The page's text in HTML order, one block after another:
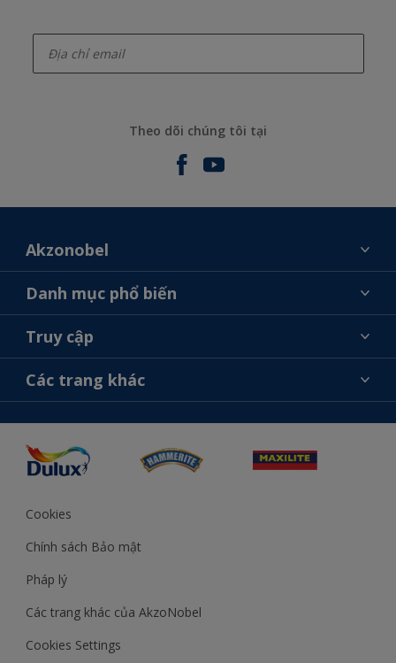
Theo dõi chúng tôi tại
Akzonobel
Giới thiệu về AkzoNobel
Liên hệ chúng tôi
Tìm một cửa hàng
Danh mục phổ biến
Tìm màu sắc
Chọn sản phẩm
Ý tưởng
Truy cập
Khả năng truy cập
Tính Chính Xác về Màu Sắc
Các trang khác
Cookies
Chính sách Bảo mật
Pháp lý
Các trang khác của AkzoNobel
Cookies Settings